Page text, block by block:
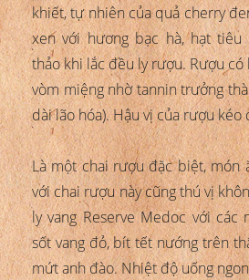
khiết, tự nhiên của quả cherry
xen với hương bạc hà, hạt tiêu
thảo khi lắc đều ly rượu. Rượu có
vòm miệng nhờ tannin trưởng
dài lão hóa). Hậu vị của rượu kéo
Là một chai rượu đặc biệt, món
với chai rượu này cũng thú vị
ly vang Reserve Medoc với các
sốt vang đỏ, bít tết nướng trên
mứt anh đào. Nhiệt độ uống